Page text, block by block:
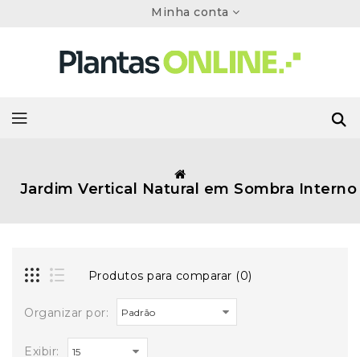
Minha conta
Jardim Vertical Natural em Sombra Interno
Produtos para comparar (0)
Organizar por:
Exibir: